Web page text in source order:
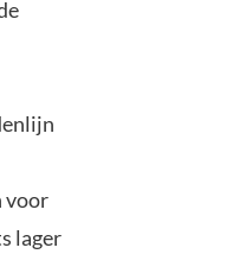
voor
lager